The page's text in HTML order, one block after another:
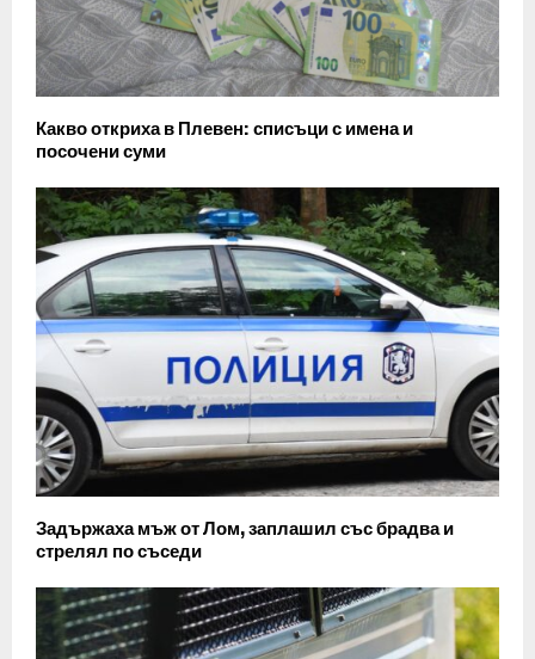
Какво откриха в Плевен: списъци с имена и
посочени суми
Задържаха мъж от Лом, заплашил със брадва и
стрелял по съседи